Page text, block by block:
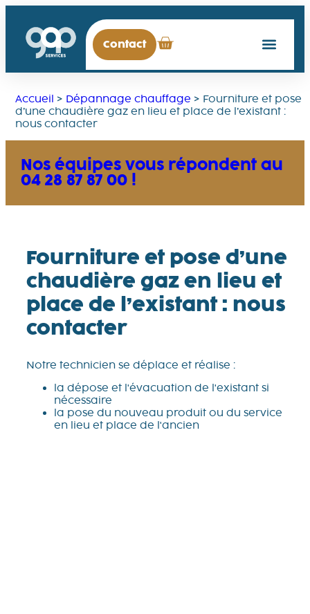
Contact
Accueil > Dépannage chauffage > Fourniture et pose
d’une chaudière gaz en lieu et place de l’existant :
nous contacter
Nos équipes vous répondent au
04 28 87 87 00 !
Fourniture et pose d’une
chaudière gaz en lieu et
place de l’existant : nous
contacter
Notre technicien se déplace et réalise :
la dépose et l'évacuation de l'existant si
nécessaire
la pose du nouveau produit ou du service
en lieu et place de l'ancien